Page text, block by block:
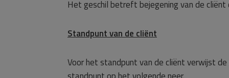
Het geschil betreft bejegening van de cliënt
Standpunt van de cliënt
Voor het standpunt van de cliënt verwijst